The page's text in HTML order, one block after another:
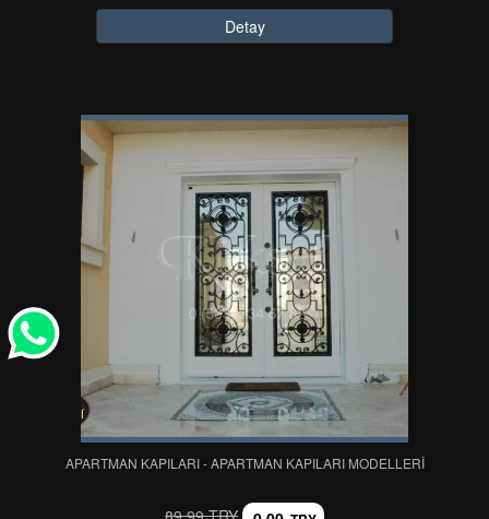
Detay
APARTMAN KAPILARI - APARTMAN KAPILARI MODELLERİ